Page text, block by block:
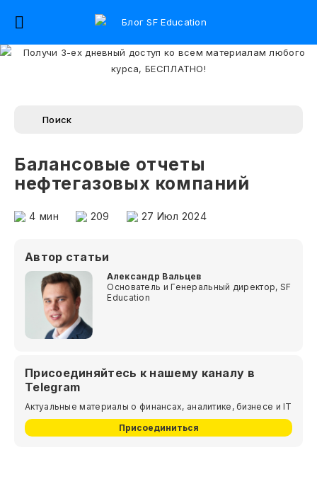
Балансовые отчеты
нефтегазовых компаний
4 мин 209 27 Июл 2024
Автор статьи
Александр Вальцев
Основатель и Генеральный директор, SF
Education
Присоединяйтесь к нашему каналу в
Telegram
Актуальные материалы о финансах, аналитике, бизнесе и IT
Присоединиться